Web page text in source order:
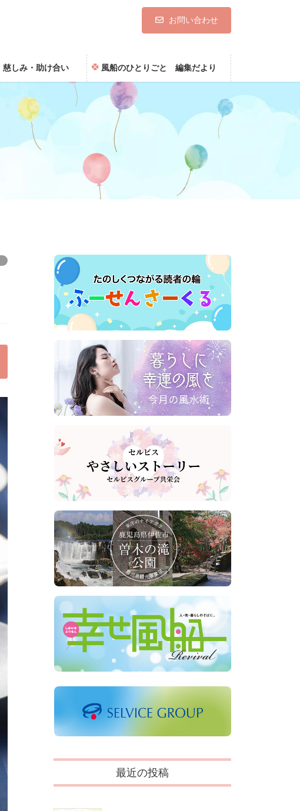
お問い合わせ
慈しみ・助け合い 風船のひとりごと 編集だより
最近の投稿